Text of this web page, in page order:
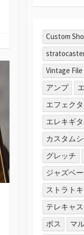
Custom
Vintage File
アンプ
エフェク
エレキギ
カスタム
グレッチ
ジャズベ
ストラト
テレキャ
ボス
マ